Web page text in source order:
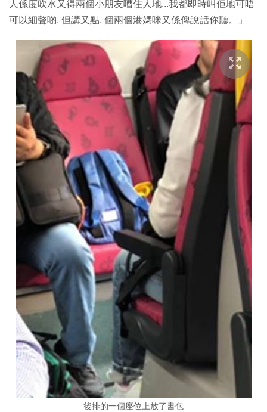
人係度吹水又得兩個小朋友嘈住人地...我都即時叫佢地可唔
可以細聲啲. 但講又點, 個兩個港媽咪又係俾說話你聽。」
後排的一個座位上放了書包